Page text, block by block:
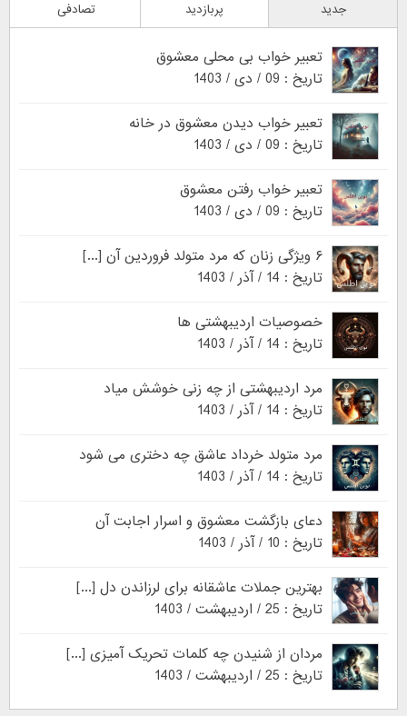
جدید پربازدید تصادفی
تعبیر خواب بی محلی معشوق
تاریخ : 09 / دی / 1403
تعبیر خواب دیدن معشوق در خانه
تاریخ : 09 / دی / 1403
تعبیر خواب رفتن معشوق
تاریخ : 09 / دی / 1403
۶ ویژگی زنان که مرد متولد فروردین آن [...]
تاریخ : 14 / آذر / 1403
خصوصیات اردیبهشتی ها
تاریخ : 14 / آذر / 1403
مرد اردیبهشتی از چه زنی خوشش میاد
تاریخ : 14 / آذر / 1403
مرد متولد خرداد عاشق چه دختری می شود
تاریخ : 14 / آذر / 1403
دعای بازگشت معشوق و اسرار اجابت آن
تاریخ : 10 / آذر / 1403
بهترین جملات عاشقانه برای لرزاندن دل [...]
تاریخ : 25 / اردیبهشت / 1403
مردان از شنیدن چه کلمات تحریک آمیزی [...]
تاریخ : 25 / اردیبهشت / 1403